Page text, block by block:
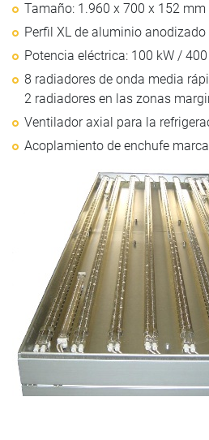
Tamaño: 1.960 x 700 x 152 mm
Perfil XL de aluminio
Potencia eléctrica: 100 kW /
8 radiadores de onda media
2 radiadores en las zonas
Ventilador axial para la
Acoplamiento de enchufe